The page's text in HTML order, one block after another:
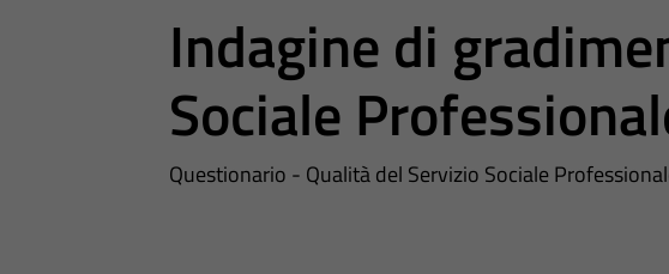
Indagine di
Sociale
Questionario - Qualità del Servizio Sociale